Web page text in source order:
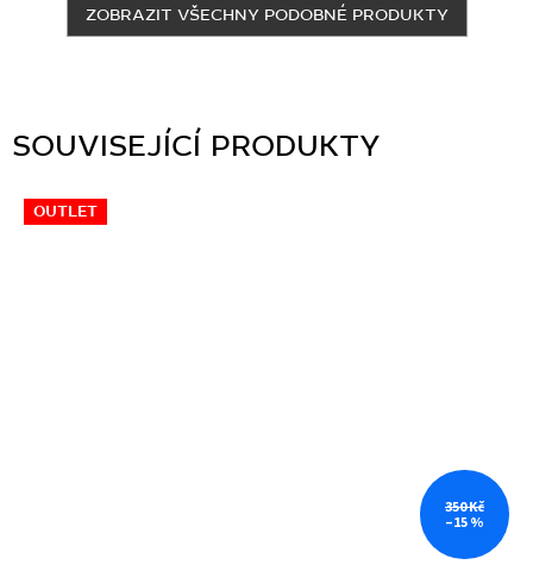
SOUVISEJÍCÍ PRODUKTY
OUTLET
350 Kč
–15 %
ZOBRAZIT VŠECHNY PODOBNÉ PRODUKTY